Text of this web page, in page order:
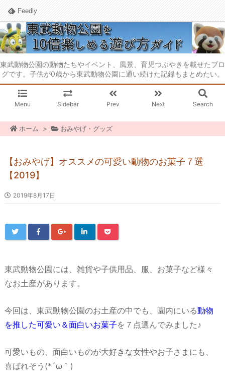
東武動物公園の動物たちやイベント、風景、育児つぶやきを載せたブロ
グです。子供が0歳から東武動物公園に通い続けた記録もまとめたい。
Menu Sidebar Prev Next Search
Feedly
ホーム > おみやげ・グッズ
【おみやげ】オススメの可愛い動物のお菓子７選
【2019】
2019年8月17日
東武動物公園には、雑貨や子供用品、服、お菓子など様々
なお土産があります。
今回は、東武動物公園のお土産の中でも、園内にいる動物
を推した可愛い＆面白いお菓子を７点選んでみました♪
可愛いもの、面白いものが大好きな女性やお子さまにも、
喜ばれそう(*´ω｀)